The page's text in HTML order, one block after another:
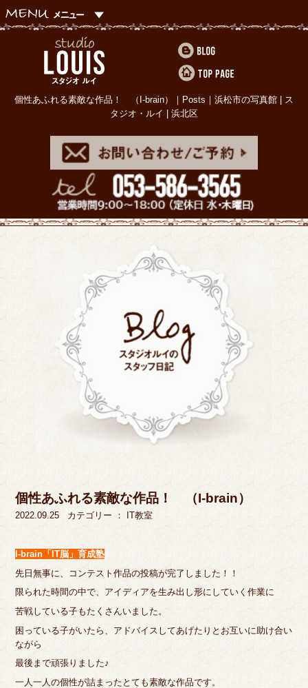
個性あふれる素敵な作品！ （I-brain）｜Posts｜浜松市の写真館 | ス
タジオ・ルイ | 浜北区
個性あふれる素敵な作品！ （I-brain）
2022.09.25 カテゴリー ： IT教室
I-brain「IT脳」育成塾
先日無事に、コンテスト作品の投稿が完了しました！！
限られた時間の中で、アイディアを生み出し形にしていく作業に
苦戦している子もたくさんいました。
困っている子がいたら、アドバイスしてあげたりとお互いに助け合い
ながら
最後まで頑張りました♪
一人一人の個性が詰まったとても素敵な作品です。